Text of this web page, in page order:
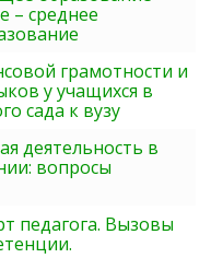
– среднее
грамотности и
у учащихся в
сада к вузу
деятельность в
вопросы
педагога. Вызовы